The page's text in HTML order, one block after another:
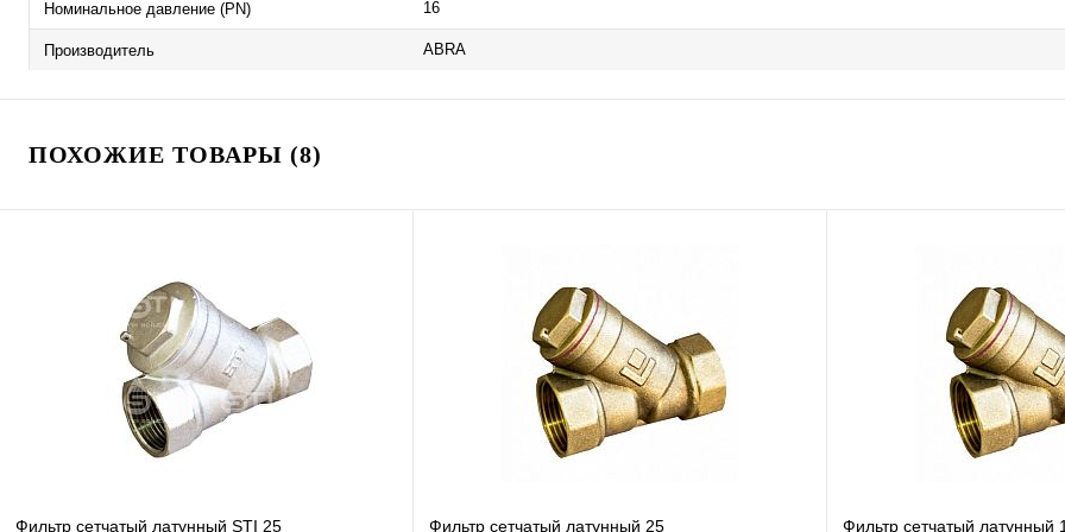
Номинальное давление (PN) 16
Производитель ABRA
ПОХОЖИЕ ТОВАРЫ (8)
Фильтр сетчатый латунный STI 25 Фильтр сетчатый латунный 25 Фильтр сетчатый латунный